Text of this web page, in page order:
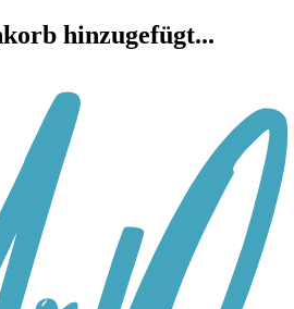
hinzugefügt...